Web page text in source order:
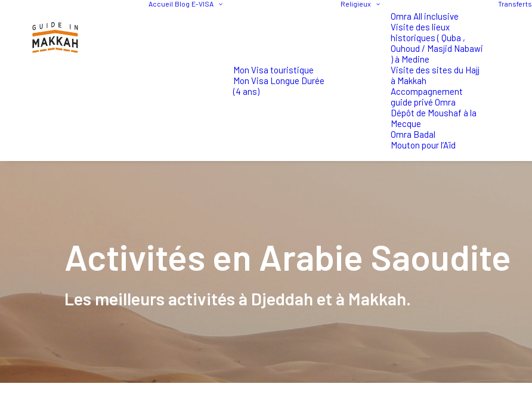
Accueil Blog E-VISA
Mon Visa touristique
Mon Visa Longue Durée
(4 ans)
Religieux
Omra All inclusive
Visite des lieux
historiques ( Quba ,
Ouhoud / Masjid Nabawi
) à Medine
Visite des sites du Hajj
à Makkah
Accompagnement
guide privé Omra
Dépôt de Moushaf à la
Mecque
Omra Badal
Mouton pour l’Aïd
Transferts
Activités en Arabie Saoudite
Les meilleurs activités à Djeddah et à Makkah.